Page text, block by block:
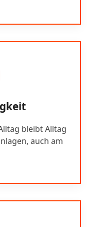
bleibt Alltag
auch am